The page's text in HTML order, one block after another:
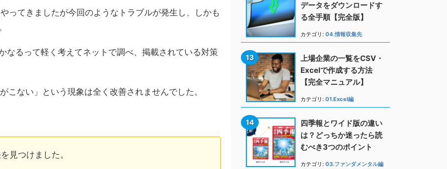
ってきましたが今回のようなトラブルが発生し、しかも
なるって軽く考えてネットで調べ、掲載されている対策
こない」という現象は全く改善されませんでした。
見つけました。
データをダウンロードす
る全手順【完全版】
カテゴリ: 04.情報収集先
上場企業の一覧をCSV・
Excelで作成する方法
【完全マニュアル】
カテゴリ: 01.Excel編
四季報とワイド版の違い
は？どっちか迷ったら読
むべき3つのポイント
カテゴリ: 03.ファンダメンタル編